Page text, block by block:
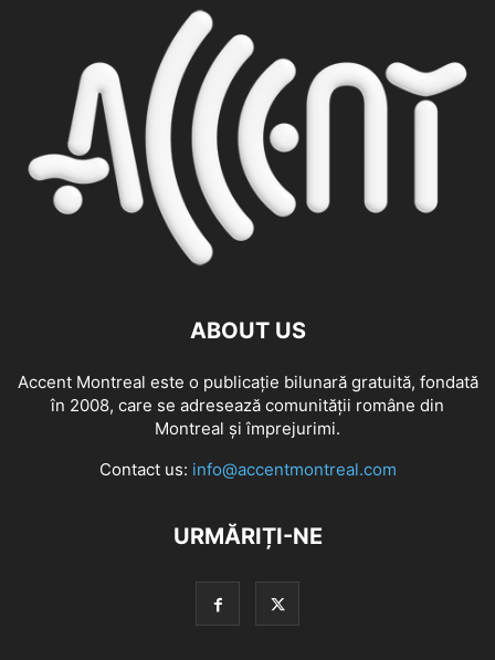
ABOUT US
Accent Montreal este o publicație bilunară gratuită, fondată
în 2008, care se adresează comunităţii române din
Montreal şi împrejurimi.
Contact us: info@accentmontreal.com
URMĂRIȚI-NE